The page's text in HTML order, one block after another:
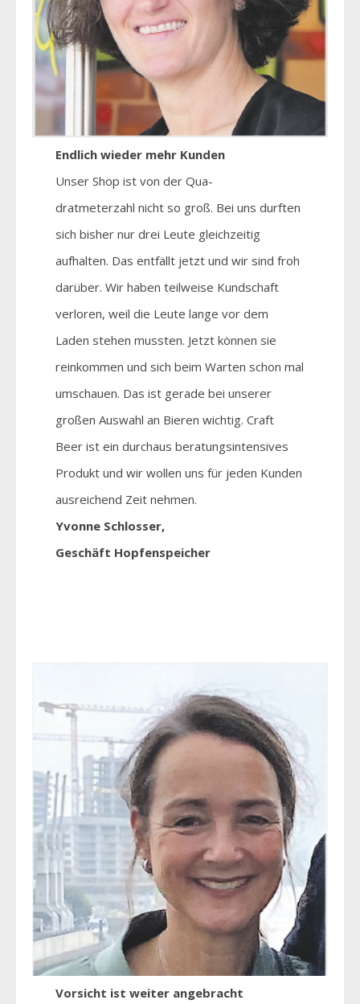
Endlich wieder mehr Kunden
Unser Shop ist von der Qua-
dratmeterzahl nicht so groß. Bei uns durften
sich bisher nur drei Leute gleichzeitig
aufhalten. Das entfällt jetzt und wir sind froh
darüber. Wir haben teilweise Kundschaft
verloren, weil die Leute lange vor dem
Laden stehen mussten. Jetzt können sie
reinkommen und sich beim Warten schon mal
umschauen. Das ist gerade bei unserer
großen Auswahl an Bieren wichtig. Craft
Beer ist ein durchaus beratungsintensives
Produkt und wir wollen uns für jeden Kunden
ausreichend Zeit nehmen.
Yvonne Schlosser,
Geschäft Hopfenspeicher
Vorsicht ist weiter angebracht